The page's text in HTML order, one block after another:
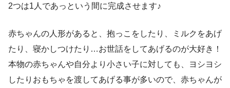
2つは1人であっという間に完成させます♪
赤ちゃんの人形があると、抱っこをしたり、ミルクをあげ
たり、寝かしつけたり…お世話をしてあげるのが大好き！
本物の赤ちゃんや自分より小さい子に対しても、ヨシヨシ
したりおもちゃを渡してあげる事が多いので、赤ちゃんが